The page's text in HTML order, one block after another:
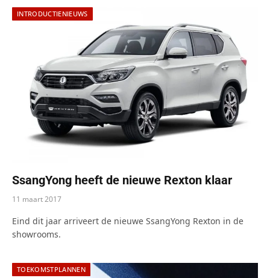
INTRODUCTIENIEUWS
SsangYong heeft de nieuwe Rexton klaar
11 maart 2017
Eind dit jaar arriveert de nieuwe SsangYong Rexton in de
showrooms.
TOEKOMSTPLANNEN